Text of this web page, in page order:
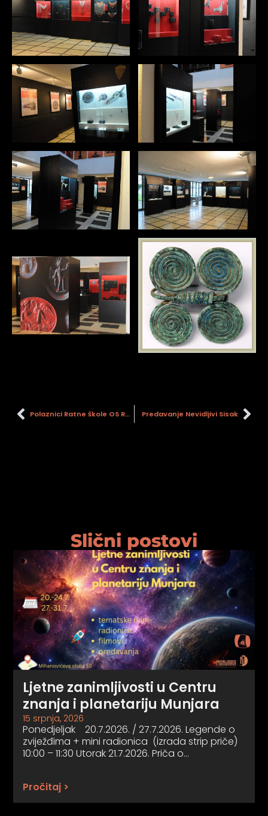
Polaznici Ratne škole OS RH “Ban Josip Jelačić” posjetili Muzej Predavanje Nevidljivi Sisak
Slični postovi
Ljetne zanimljivosti u Centru
znanja i planetariju Munjara
15 srpnja, 2026
Ponedjeljak 20.7.2026. / 27.7.2026. Legende o
zviježđima + mini radionica (izrada strip priče)
10:00 – 11:30 Utorak 21.7.2026. Priča o…
Pročitaj >